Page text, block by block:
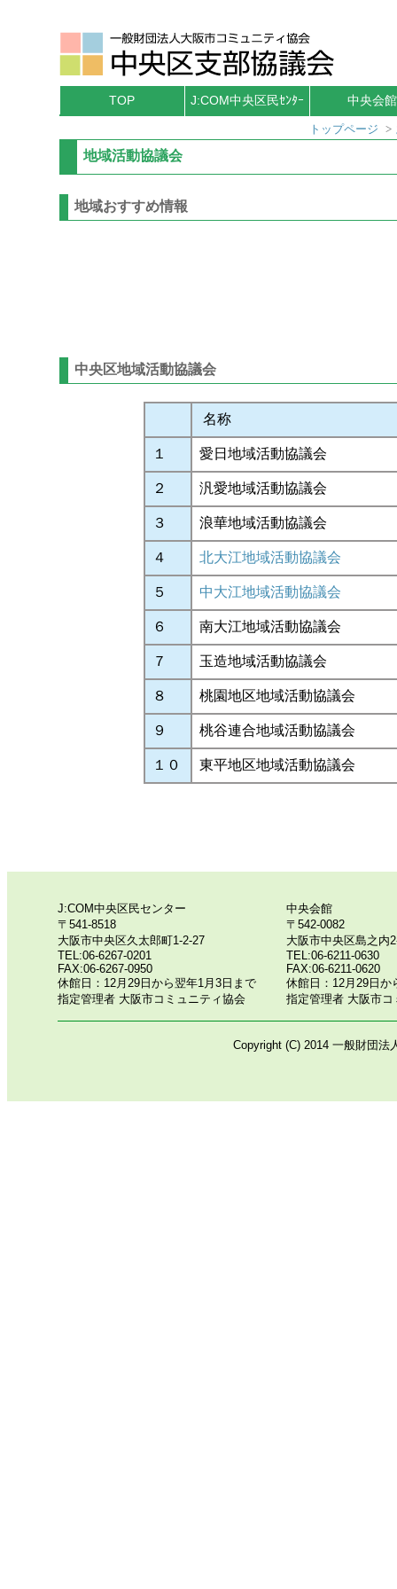
TOP J:COM中央区民ｾﾝﾀｰ 中央会館
トップページ >
地域活動協議会
地域おすすめ情報
中央区地域活動協議会
名称
１ 愛日地域活動協議会
２ 汎愛地域活動協議会
３ 浪華地域活動協議会
４ 北大江地域活動協議会
５ 中大江地域活動協議会
６ 南大江地域活動協議会
７ 玉造地域活動協議会
８ 桃園地区地域活動協議会
９ 桃谷連合地域活動協議会
１０ 東平地区地域活動協議会
J:COM中央区民センター
〒541-8518
大阪市中央区久太郎町1-2-27
TEL:06-6267-0201
FAX:06-6267-0950
休館日：12月29日から翌年1月3日まで
指定管理者 大阪市コミュニティ協会
中央会館
〒542-0082
大阪市中央区島之内
TEL:06-6211-0630
FAX:06-6211-0620
休館日：12月29日か
指定管理者 大阪市
Copyright (C) 2014 一般財団